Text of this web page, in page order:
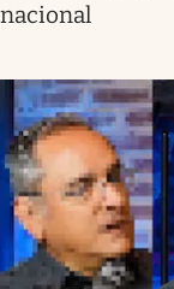
nacional